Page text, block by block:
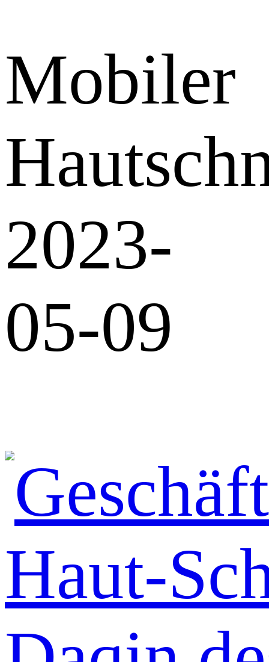
Mobiler
2023-
05-09